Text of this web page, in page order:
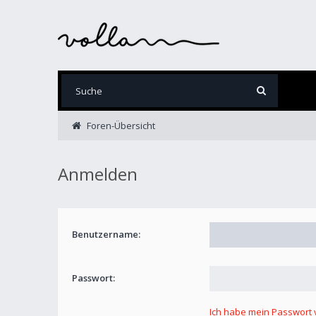
Foren-Übersicht
Anmelden
Benutzername:
Passwort:
Ich habe mein Passwort